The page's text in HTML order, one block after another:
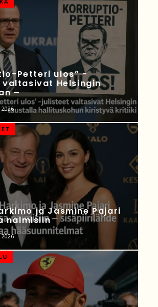
Petteri ulos” -
Helsingin
–
ja Jasmine Pajari
naimisiin